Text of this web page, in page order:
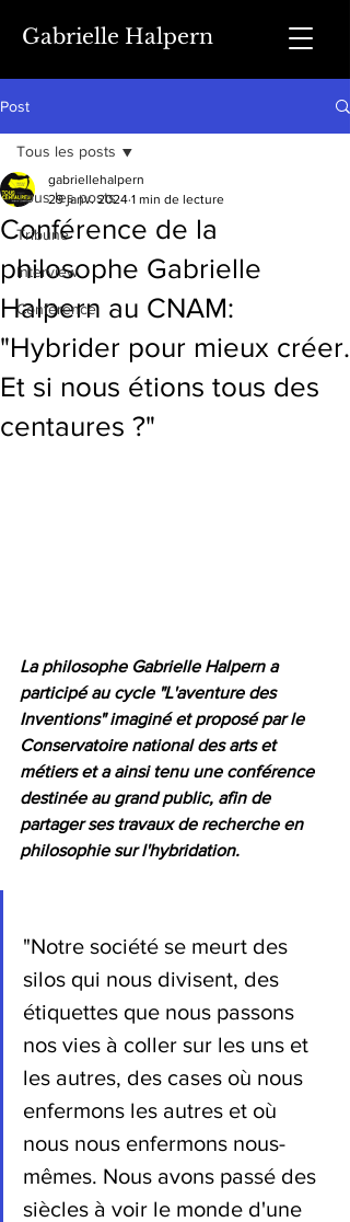
Gabrielle Halpern
Post
Tous les posts
Tribune
Interview
Conférence
Tous les posts
Conférence de la
philosophe Gabrielle
Halpern au CNAM:
"Hybrider pour mieux créer.
Et si nous étions tous des
centaures ?"
gabriellehalpern
29 janv. 2024 1 min de lecture
La philosophe Gabrielle Halpern a
participé au cycle "L'aventure des
Inventions" imaginé et proposé par le
Conservatoire national des arts et
métiers et a ainsi tenu une conférence
destinée au grand public, afin de
partager ses travaux de recherche en
philosophie sur l'hybridation.
"Notre société se meurt des
silos qui nous divisent, des
étiquettes que nous passons
nos vies à coller sur les uns et
les autres, des cases où nous
enfermons les autres et où
nous nous enfermons nous-
mêmes. Nous avons passé des
siècles à voir le monde d'une